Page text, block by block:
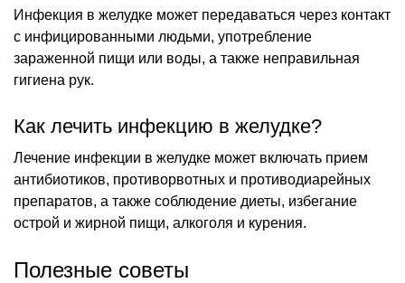
Инфекция в желудке может передаваться через контакт
с инфицированными людьми, употребление
зараженной пищи или воды, а также неправильная
гигиена рук.
Как лечить инфекцию в желудке?
Лечение инфекции в желудке может включать прием
антибиотиков, противорвотных и противодиарейных
препаратов, а также соблюдение диеты, избегание
острой и жирной пищи, алкоголя и курения.
Полезные советы